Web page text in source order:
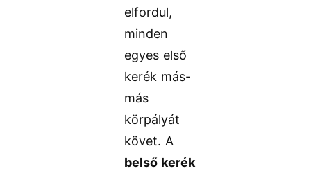
elfordul,
minden
egyes első
kerék más-
más
körpályát
követ. A
belső kerék